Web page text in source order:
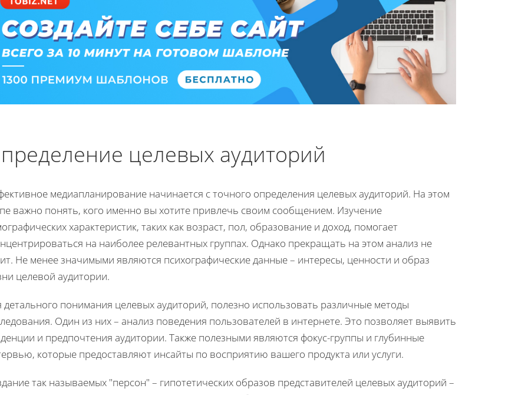
целевых аудиторий
медиапланирование начинается с точного определения целевых аудиторий. На этом
важно понять, кого именно вы хотите привлечь своим сообщением. Изучение
характеристик, таких как возраст, пол, образование и доход, помогает
на наиболее релевантных группах. Однако прекращать на этом анализ не
Не менее значимыми являются психографические данные – интересы, ценности и образ
целевой аудитории.
детального понимания целевых аудиторий, полезно использовать различные методы
Один из них – анализ поведения пользователей в интернете. Это позволяет выявить
и предпочтения аудитории. Также полезными являются фокус-группы и глубинные
которые предоставляют инсайты по восприятию вашего продукта или услуги.
так называемых "персон" – гипотетических образов представителей целевых аудиторий –